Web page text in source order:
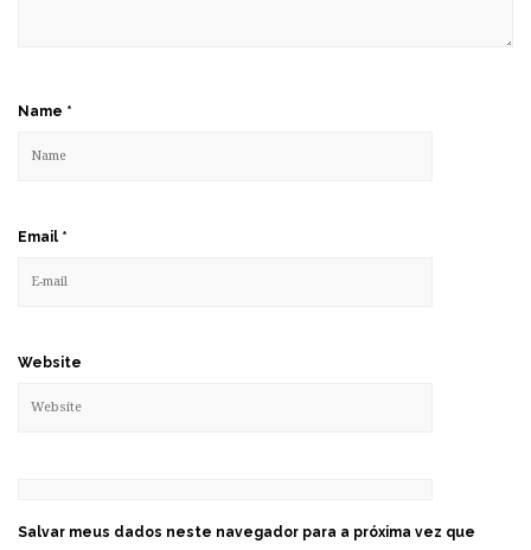
Name *
Email *
Website
Salvar meus dados neste navegador para a próxima vez que